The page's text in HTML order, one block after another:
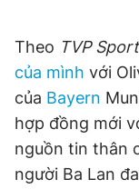
Tiện ích
Thông tin tòa
Theo TVP
của mình với
của Bayern
hợp đồng mới
nguồn tin thân
người Ba Lan